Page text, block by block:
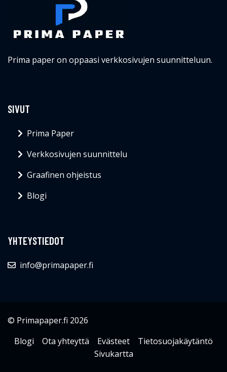
Prima paper on oppaasi verkkosivujen suunnitteluun.
SIVUT
Prima Paper
Verkkosivujen suunnittelu
Graafinen ohjeistus
Blogi
YHTEYSTIEDOT
info@primapaper.fi
© Primapaper.fi 2026
Blogi
Ota yhteyttä Evästeet
Tietosuojakäytäntö
Sivukartta